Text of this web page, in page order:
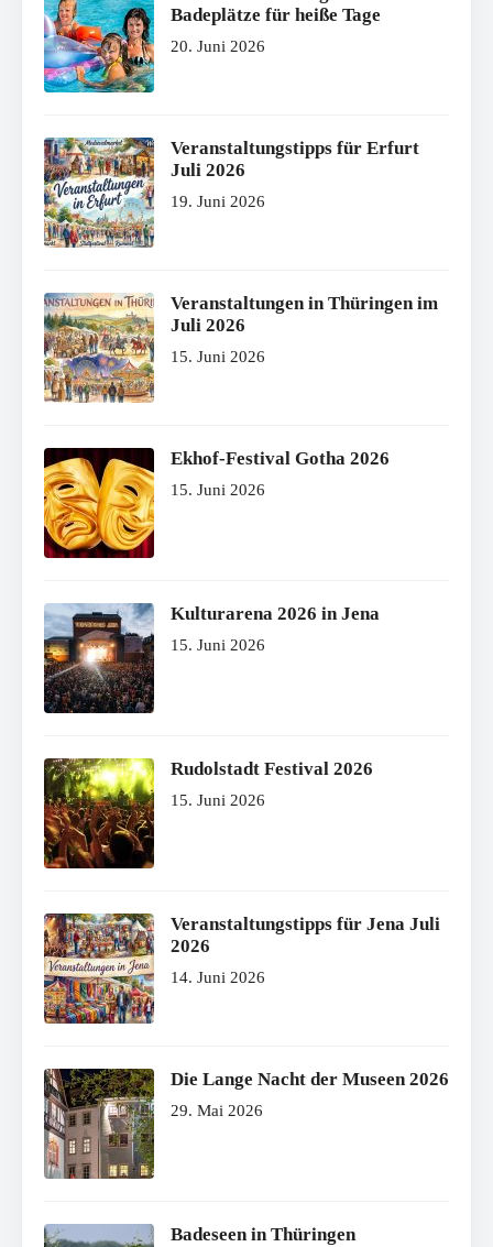
Badeplätze für heiße Tage
20. Juni 2026
Veranstaltungstipps für Erfurt
Juli 2026
19. Juni 2026
Veranstaltungen in Thüringen im
Juli 2026
15. Juni 2026
Ekhof-Festival Gotha 2026
15. Juni 2026
Kulturarena 2026 in Jena
15. Juni 2026
Rudolstadt Festival 2026
15. Juni 2026
Veranstaltungstipps für Jena Juli
2026
14. Juni 2026
Die Lange Nacht der Museen 2026
29. Mai 2026
Badeseen in Thüringen